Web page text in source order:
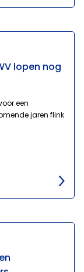
lopen nog
een
jaren flink